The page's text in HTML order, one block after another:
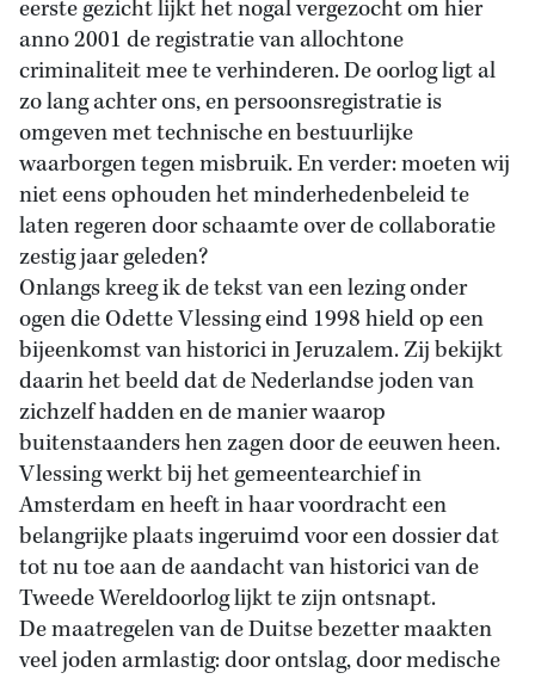
eerste gezicht lijkt het nogal vergezocht om hier
anno 2001 de registratie van allochtone
criminaliteit mee te verhinderen. De oorlog ligt al
zo lang achter ons, en persoonsregistratie is
omgeven met technische en bestuurlijke
waarborgen tegen misbruik. En verder: moeten wij
niet eens ophouden het minderhedenbeleid te
laten regeren door schaamte over de collaboratie
zestig jaar geleden?
Onlangs kreeg ik de tekst van een lezing onder
ogen die Odette Vlessing eind 1998 hield op een
bijeenkomst van historici in Jeruzalem. Zij bekijkt
daarin het beeld dat de Nederlandse joden van
zichzelf hadden en de manier waarop
buitenstaanders hen zagen door de eeuwen heen.
Vlessing werkt bij het gemeentearchief in
Amsterdam en heeft in haar voordracht een
belangrijke plaats ingeruimd voor een dossier dat
tot nu toe aan de aandacht van historici van de
Tweede Wereldoorlog lijkt te zijn ontsnapt.
De maatregelen van de Duitse bezetter maakten
veel joden armlastig: door ontslag, door medische